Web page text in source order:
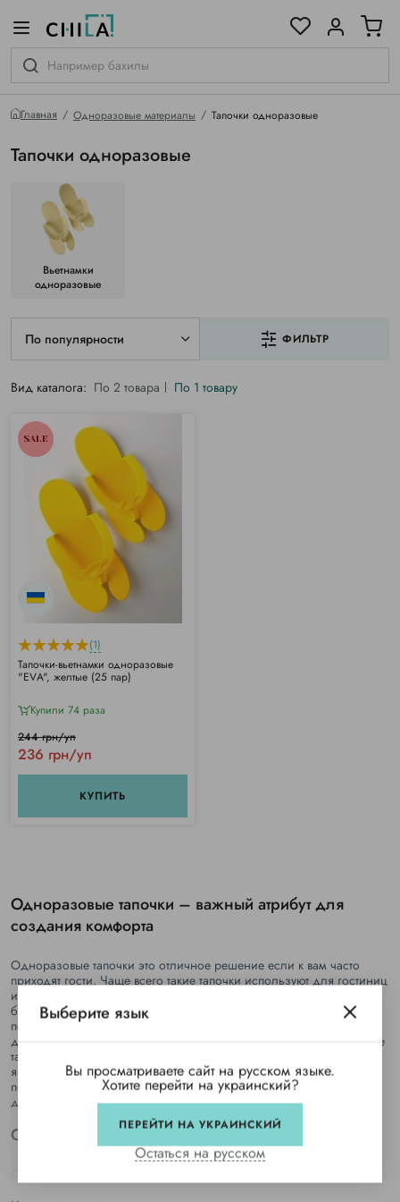
Главная Одноразовые материалы Тапочки одноразовые
Тапочки одноразовые
Вьетнамки
одноразовые
По популярности ФИЛЬТР
Вид каталога: По 2 товара По 1 товару
SALE
(1)
Тапочки-вьетнамки одноразовые
"ЕVА", желтые (25 пар)
Купили 74 раза
236 грн/уп
244 грн/уп
КУПИТЬ
Одноразовые тапочки – важный атрибут для
создания комфорта
Одноразовые тапочки это отличное решение если к вам часто
приходят гости. Чаще всего такие тапочки используют для гостиниц
и отелей, где крайне важно чтобы всё, что окружает постояльца –
было стерильным и гигиеничным. Тапочки одноразовые также
подходят для сауны, бани или для душа, ведь там влажность
делает напольное покрытие невероятно скользким. Часто разовые
тапочки можно встретить при посещении бассейна. Такие тапочки
являются важным атрибутом, так как они, обладают специальным
покрытием подошвы – которое предотвращает скольжение, что
дает дополнительную безопасность посетителям.
Особенности одноразовых тапочек
образом потому, что это отличная возможность сделать
гамме
Выберите язык
Вы просматриваете сайт на русском языке.
Хотите перейти на украинский?
ПЕРЕЙТИ НА УКРАИНСКИЙ
Остаться на русском